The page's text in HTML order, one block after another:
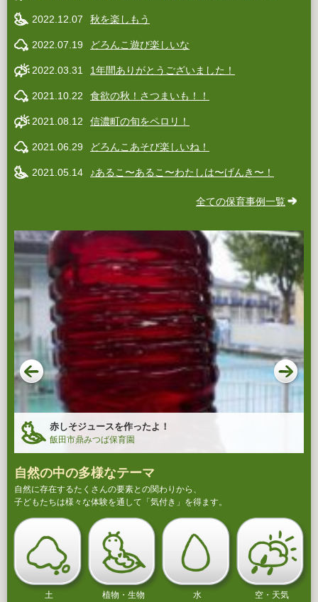
2022.12.07 秋を楽しもう
2022.07.19 どろんこ遊び楽しいな
2022.03.31 1年間ありがとうございました！
2021.10.22 食欲の秋！さつまいも！！
2021.08.12 信濃町の旬をペロリ！
2021.06.29 どろんこあそび楽しいね！
2021.05.14 ♪あるこ〜あるこ〜わたしは〜げんき〜！
全ての保育事例一覧
赤しそジュースを作ったよ！
飯田市鼎みつば保育園
自然の中の多様なテーマ
自然に存在するたくさんの要素との関わりから、
子どもたちは様々な体験を通して「気付き」を得ます。
土 植物・生物 水 空・天気